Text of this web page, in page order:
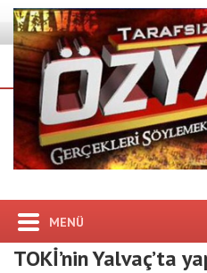
MENÜ
TOKİ’nin Yalvaç’ta